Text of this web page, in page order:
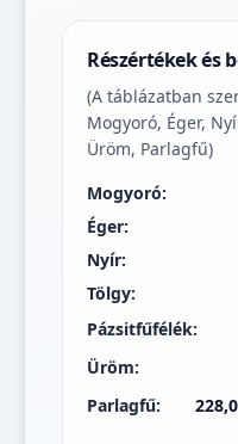
Részértékek és
(A táblázatban
Mogyoró, Éger,
Üröm, Parlagfű)
Mogyoró:
Éger:
Nyír:
Tölgy:
Pázsitfűfélék:
Üröm:
Parlagfű: